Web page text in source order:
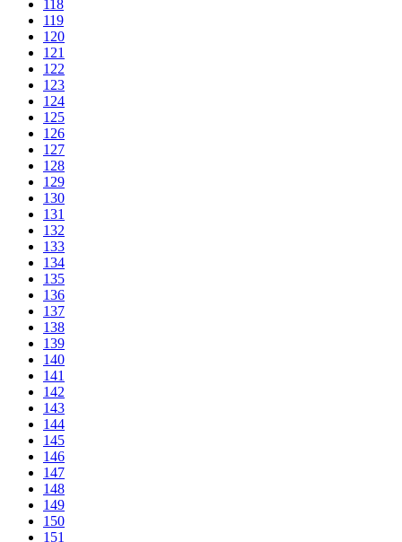
118
119
120
121
122
123
124
125
126
127
128
129
130
131
132
133
134
135
136
137
138
139
140
141
142
143
144
145
146
147
148
149
150
151